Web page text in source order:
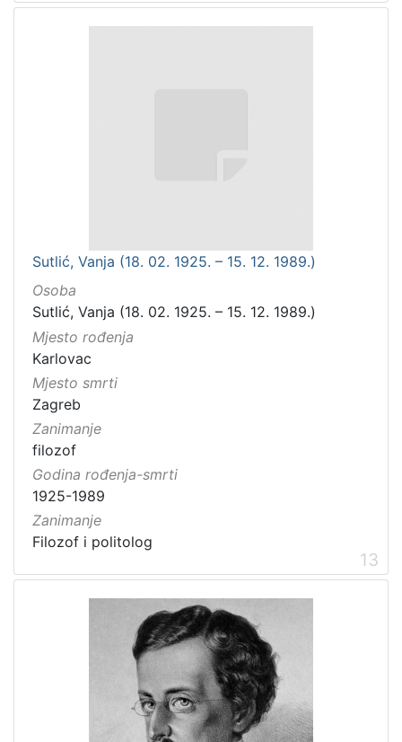
Sutlić, Vanja (18. 02. 1925. – 15. 12. 1989.)
Osoba
Sutlić, Vanja (18. 02. 1925. – 15. 12. 1989.)
Mjesto rođenja
Karlovac
Mjesto smrti
Zagreb
Zanimanje
filozof
Godina rođenja-smrti
1925-1989
Zanimanje
Filozof i politolog
13